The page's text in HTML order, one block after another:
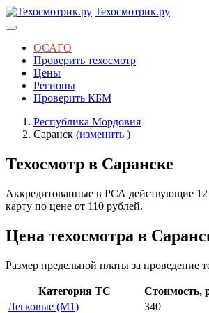
Техосмотрик.ру
ОСАГО
Проверить техосмотр
Цены
Регионы
Проверить КБМ
Республика Мордовия
Саранск (изменить )
Техосмотр в Саранске
Аккредитованные в РСА действующие 12
карту по цене от 110 рублей.
Цена техосмотра в
Размер предельной платы за проведение
Категория ТС
Стоимость,
Легковые (M1)
340